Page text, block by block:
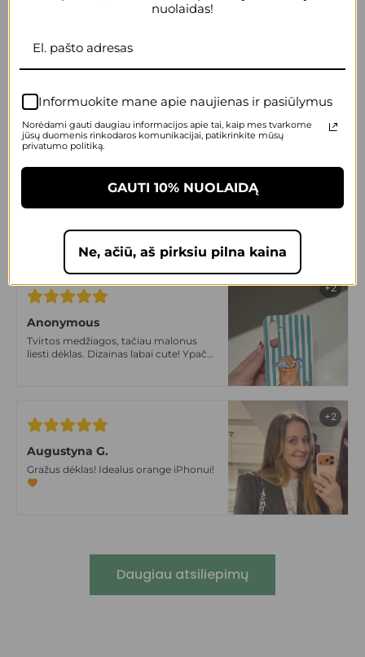
Anonymous
laikyti rankose. Dizainas irgi super!
Tikrai vienas geriausių sprendimų
Max cute dėklas! Prikau draugei
gera kokybė, tvirtas.
Anonymous
Tvirtos medžiagos, tačiau malonus
liesti dėklas. Dizainas labai cute! Ypač
+2
Augustyna G.
Gražus dėklas! Idealus orange iPhonui!
+2
Daugiau atsiliepimų
nuolaidas!
Informuokite mane apie naujienas ir pasiūlymus
Norėdami gauti daugiau informacijos apie tai, kaip mes tvarkome
jūsų duomenis rinkodaros komunikacijai, patikrinkite mūsų
privatumo politiką.
GAUTI 10% NUOLAIDĄ
Ne, ačiū, aš pirksiu pilna kaina